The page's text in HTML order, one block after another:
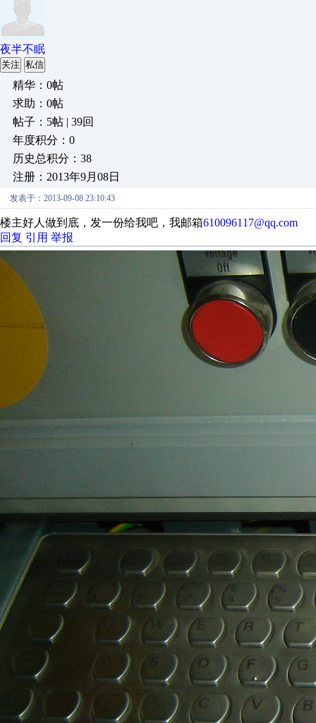
夜半不眠
关注 私信
精华：0帖
求助：0帖
帖子：5帖 | 39回
年度积分：0
历史总积分：38
注册：2013年9月08日
发表于：2013-09-08 23:10:43
楼主好人做到底，发一份给我吧，我邮箱610096117@qq.com
回复 引用 举报